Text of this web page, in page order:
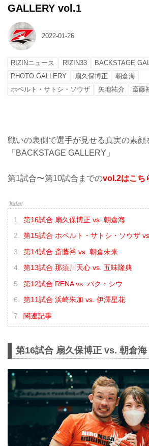
GALLERY vol.1
2022-01-26
RIZINニュース RIZIN33
BACKSTAGE
PHOTO GALLERY
扇久保博正
朝倉海
ホベルト・サトシ・ソウザ
矢地祐介 斎藤
戦いの裏側で選手が見せる真実の素顔
「BACKSTAGE GALLERY」
第1試合〜第10試合までのvol.2はこち
第16試合 扇久保博正 vs. 朝倉海
第15試合 ホベルト・サトシ・ソウザ
第14試合 斎藤裕 vs. 朝倉未来
第13試合 那須川天心 vs. 五味隆典
第12試合 RENA vs. パク・シウ
第11試合 浜崎朱加 vs. 伊澤星花
関連記事
第16試合 扇久保博正 vs. 朝倉海